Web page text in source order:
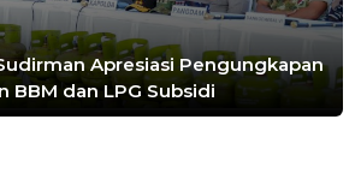
Apresiasi Pengungkapan
BBM dan LPG Subsidi